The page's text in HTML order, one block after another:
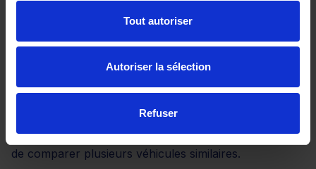
Tout autoriser
Autoriser la sélection
Refuser
intermédiaires, on retrouve des fonctionnalités
chauffants, le hayon électrique ou la caméra de recul.
Les versions les plus complètes ajoutent des
équipements haut de gamme : régulateur adaptatif,
audio premium, ou encore sellerie en cuir. Ces
éléments peuvent peser dans la balance au moment
de comparer plusieurs véhicules similaires.